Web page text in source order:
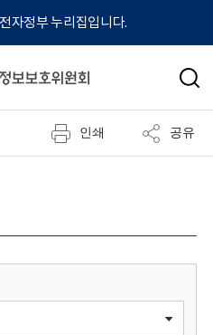
자정부 누리집입니다.
검
인쇄 공유